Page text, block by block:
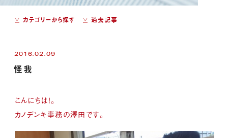
カテゴリーから探す 過去記事
2016.02.09
怪我
こんにちは！。
カノデンキ事務の澤田です。